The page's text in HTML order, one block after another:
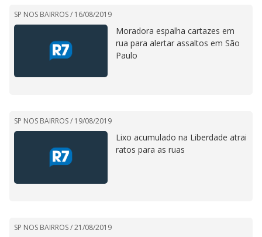
SP NOS BAIRROS / 16/08/2019
Moradora espalha cartazes em
rua para alertar assaltos em São
Paulo
SP NOS BAIRROS / 19/08/2019
Lixo acumulado na Liberdade atrai
ratos para as ruas
SP NOS BAIRROS /21/08/2019